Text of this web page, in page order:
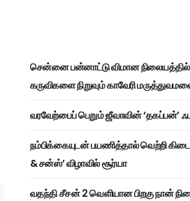
சென்னை பன்னாட்டு விமான நிலையத்தில்
கருவிகளை நிறுவும் காவேரி
வரவேற்பைப் பெறும் ஜீவாவின் ‘தகப்பன்’
நம்பிக்கையுடன் பயணித்தால் வெற்றி
& சன்ஸ்’ விழாவில் சூர்யா
வதந்தி சீசன் 2 வெளியான பிறகு நான்